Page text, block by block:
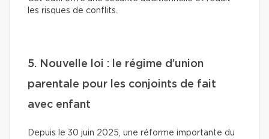
les risques de conflits.
5. Nouvelle loi : le régime d’union
parentale pour les conjoints de fait
avec enfant
Depuis le 30 juin 2025, une réforme importante du